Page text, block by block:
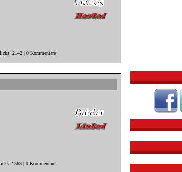
2142 | 0 Kommentare
1568 | 0 Kommentare